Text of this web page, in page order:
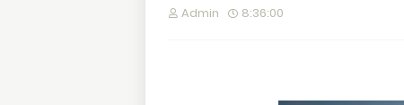
Admin 8:36:00